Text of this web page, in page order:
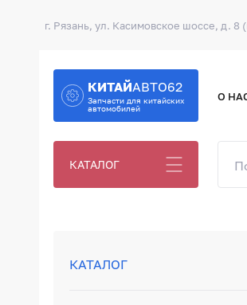
г. Рязань, ул. Касимовское шоссе, д. 8
КИТАЙАВТО62
Запчасти для китайских
автомобилей
О
КАТАЛОГ
КАТАЛОГ